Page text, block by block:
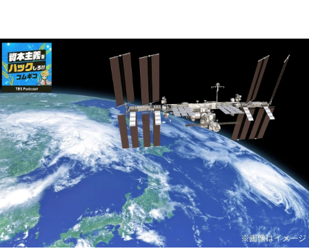
イベント・グッズ
YouTube
会社情報